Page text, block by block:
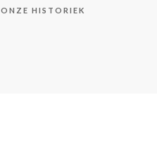
ONZE HISTORIEK